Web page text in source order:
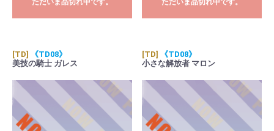
ただいま品切れ中です。 ただいま品切れ中です。
[TD]
《TD08》
美技の騎士 ガレス
[TD]
《TD08》
小さな解放者 マロン